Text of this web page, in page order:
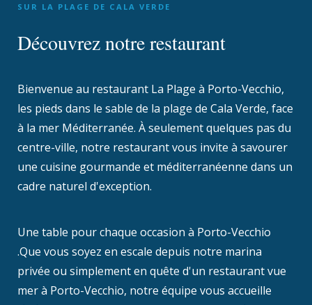
SUR LA PLAGE DE CALA VERDE
Découvrez notre restaurant
Bienvenue au restaurant La Plage à Porto-Vecchio,
les pieds dans le sable de la plage de Cala Verde, face
à la mer Méditerranée. À seulement quelques pas du
centre-ville, notre restaurant vous invite à savourer
une cuisine gourmande et méditerranéenne dans un
cadre naturel d'exception.
Une table pour chaque occasion à Porto-Vecchio
.Que vous soyez en escale depuis notre marina
privée ou simplement en quête d'un restaurant vue
mer à Porto-Vecchio, notre équipe vous accueille